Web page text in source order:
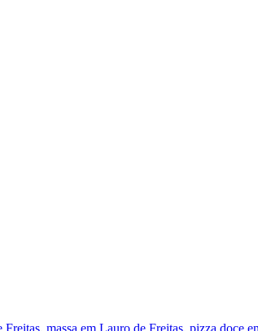
Freitas, massa em Lauro de Freitas, pizza doce